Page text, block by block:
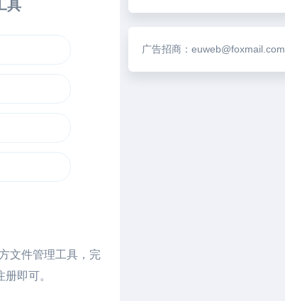
具
文件管理工具，完
即可。
广告招商：euweb@foxmail.com